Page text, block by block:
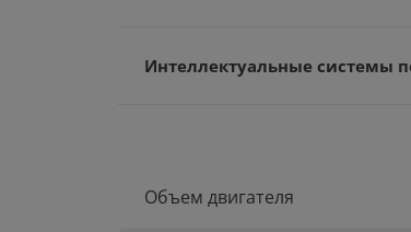
Интеллектуальные системы
Объем двигателя